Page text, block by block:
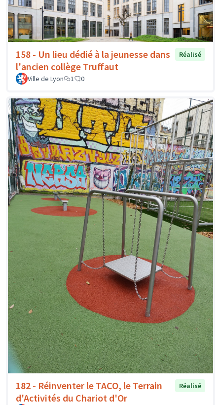
158 - Un lieu dédié à la jeunesse dans
l'ancien collège Truffaut
Réalisé
Ville de Lyon 1 0
182 - Réinventer le TACO, le Terrain
d'Activités du Chariot d'Or
Réalisé